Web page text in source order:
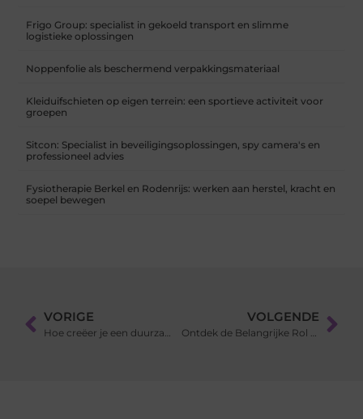
Frigo Group: specialist in gekoeld transport en slimme
logistieke oplossingen
Noppenfolie als beschermend verpakkingsmateriaal
Kleiduifschieten op eigen terrein: een sportieve activiteit voor
groepen
Sitcon: Specialist in beveiligingsoplossingen, spy camera's en
professioneel advies
Fysiotherapie Berkel en Rodenrijs: werken aan herstel, kracht en
soepel bewegen
VORIGE
Hoe creëer je een duurzame sportomgeving?
VOLGENDE
Ontdek de Belangrijke Rol van een Notaris in Deventer